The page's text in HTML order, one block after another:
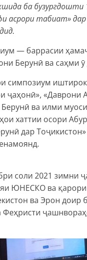
ба бузургдошти
асрори табиат»
— баррасии
Берунӣ ва саҳми
симпозиум
ҷаҳонӣ», «Даврони
ва илми
хаттии осори
дар
соли 2021
ЮНЕСКО ва
ва Эрон доир